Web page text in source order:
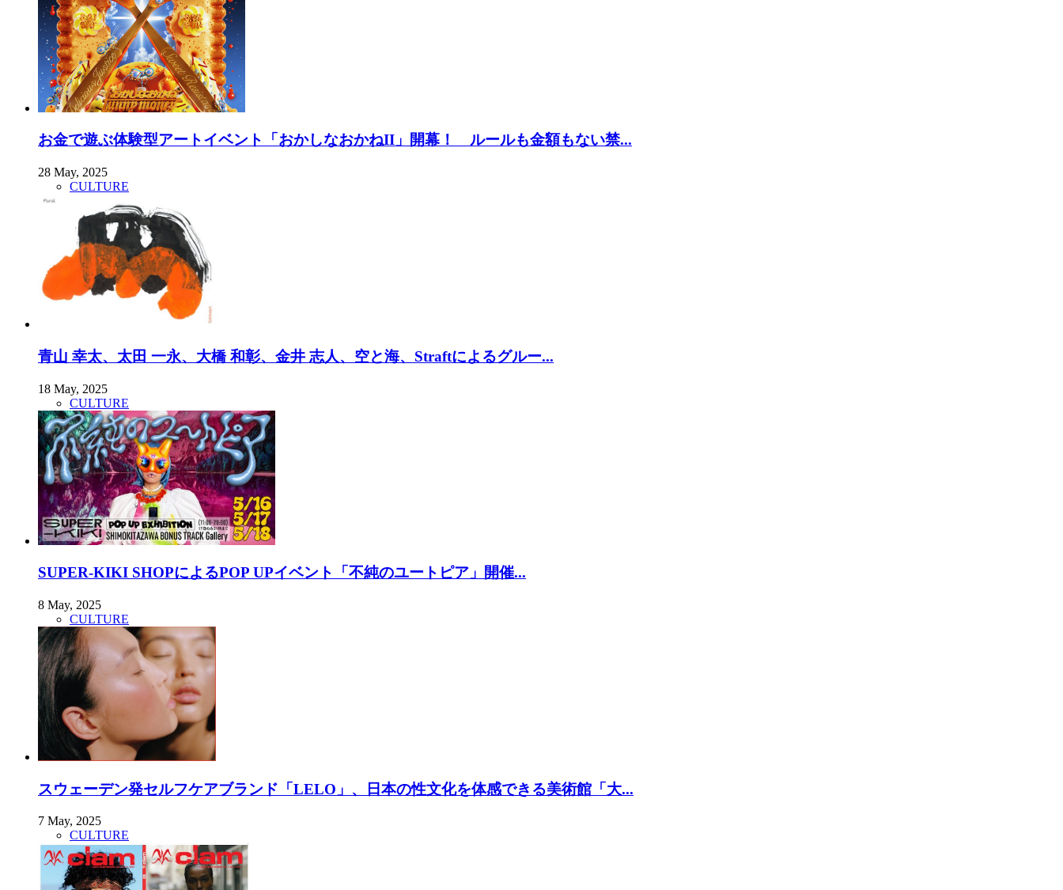
お金で遊ぶ体験型アートイベント「おかしなおかねII」開幕！ ルールも金額もない禁...
28 May, 2025
CULTURE
青山 幸太、太田 一永、大橋 和彰、金井 志人、空と海、Straftによるグルー...
18 May, 2025
CULTURE
SUPER-KIKI SHOPによるPOP UPイベント「不純のユートピア」開催...
8 May, 2025
CULTURE
スウェーデン発セルフケアブランド「LELO」、日本の性文化を体感できる美術館「大...
7 May, 2025
CULTURE